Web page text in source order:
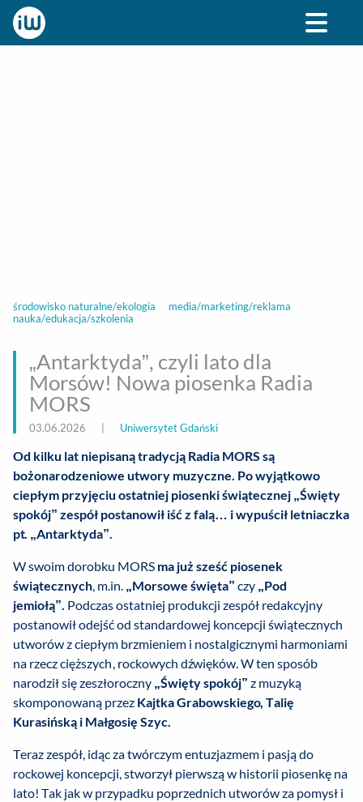
środowisko naturalne/ekologia
media/marketing/reklama
nauka/edukacja/szkolenia
„Antarktyda”, czyli lato dla
Morsów! Nowa piosenka Radia
MORS
03.06.2026 Uniwersytet Gdański
Od kilku lat niepisaną tradycją Radia MORS są
bożonarodzeniowe utwory muzyczne. Po wyjątkowo
ciepłym przyjęciu ostatniej piosenki świątecznej „Święty
spokój” zespół postanowił iść z falą… i wypuścił letniaczka
pt. „Antarktyda”.
W swoim dorobku MORS ma już sześć piosenek
świątecznych, m.in. „Morsowe święta” czy „Pod
jemiołą”. Podczas ostatniej produkcji zespół redakcyjny
postanowił odejść od standardowej koncepcji świątecznych
utworów z ciepłym brzmieniem i nostalgicznymi harmoniami
na rzecz cięższych, rockowych dźwięków. W ten sposób
narodził się zeszłoroczny „Święty spokój” z muzyką
skomponowaną przez Kajtka Grabowskiego, Talię
Kurasińską i Małgosię Szyc.
Teraz zespół, idąc za twórczym entuzjazmem i pasją do
rockowej koncepcji, stworzył pierwszą w historii piosenkę na
lato! Tak jak w przypadku poprzednich utworów za pomysł i